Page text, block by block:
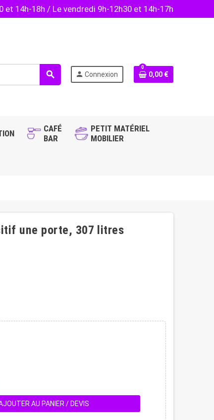
et 14h-18h / Le vendredi 9h-12h30 et 14h-17h
search person Connexion
0
0,00 €
CAFÉ
BAR
PETIT MATÉRIEL
MOBILIER
une porte, 307 litres
AU PANIER / DEVIS